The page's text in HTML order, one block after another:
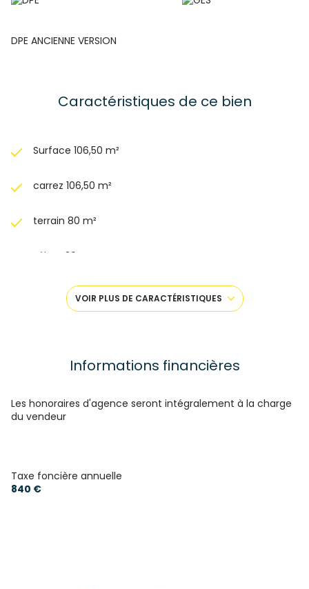
DPE ANCIENNE VERSION
Caractéristiques de ce bien
Surface 106,50 m²
carrez 106,50 m²
terrain 80 m²
séjour 30 m²
3 chambre(s)
construit en 1975
cuisine séparée (semi-équipée)
VOIR PLUS DE CARACTÉRISTIQUES
Informations financières
Les honoraires d'agence seront intégralement à la charge
du vendeur
Taxe foncière annuelle
840 €